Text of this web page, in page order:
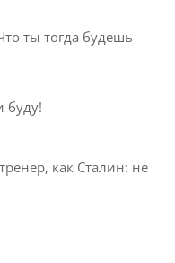
ты тогда будешь
буду!
как Сталин: не